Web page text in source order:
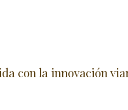
con la innovación